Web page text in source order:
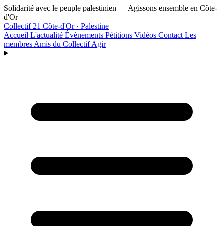
Aller au contenu principal
Solidarité avec le peuple palestinien — Agissons ensemble en Côte-
d'Or
Collectif 21 Côte-d'Or · Palestine
Accueil L'actualité Évènements Pétitions Vidéos Contact Les
membres Amis du CollectifAgir